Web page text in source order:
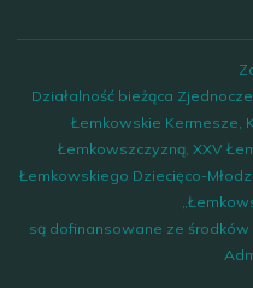
Działalność bieżąca
Łemkowskie Kermesze,
Łemkowszczyzną, XXV
Łemkowskiego Dziecięco-
są dofinansowane ze